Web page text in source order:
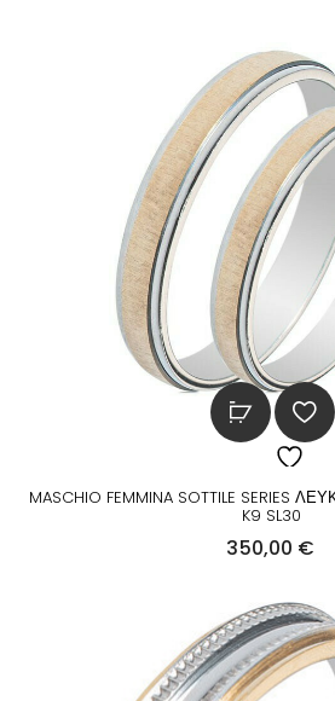
MASCHIO FEMMINA SOTTILE SERIES
K9 SL30
350,00 €